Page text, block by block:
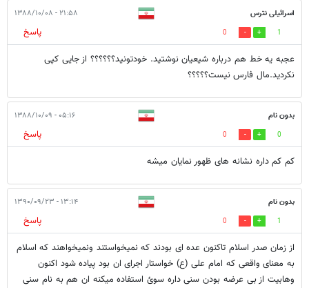
اسرائیلی نترس ۲۱:۵۸ - ۱۳۸۸/۱۰/۰۸
1
0
پاسخ
عجبه یه خط هم درباره شیعیان نوشتید. خودتونید؟؟؟؟؟؟ از جایی کپی
نکردید.مال فارس نیست؟؟؟؟؟
بدون نام ۰۵:۱۶ - ۱۳۸۸/۱۰/۰۹
0
0
پاسخ
کم کم داره نشانه های ظهور نمایان میشه
بدون نام ۱۳:۱۴ - ۱۳۹۰/۰۹/۲۳
1
0
پاسخ
از زمان صدر اسلام تاکنون عده ای بودند که نمیخواستند ونمیخواهند که اسلام
به معنای واقعی که امام علی (ع) خواستار اجرای ان بود پیاده شود اکنون
وهابیت از بی عرضه بودن سنی داره سوئ استفاده میکنه ان هم به نام سنی